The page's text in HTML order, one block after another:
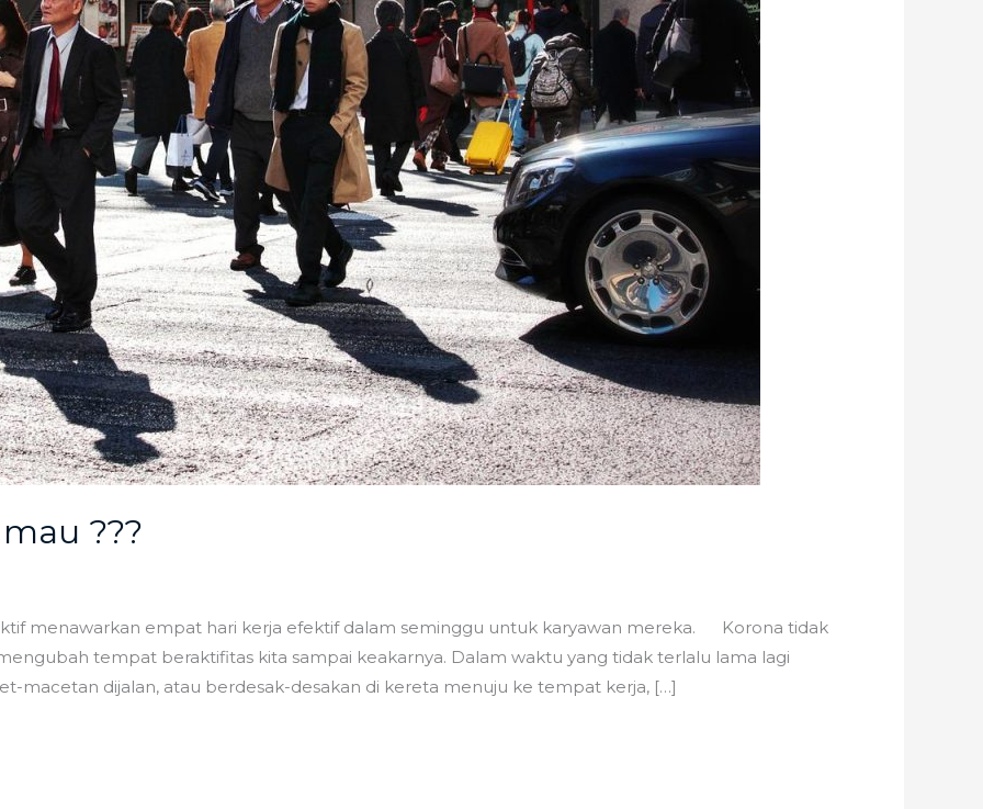
???
menawarkan empat hari kerja efektif dalam seminggu untuk karyawan mereka. Korona tidak
tempat beraktifitas kita sampai keakarnya. Dalam waktu yang tidak terlalu lama lagi
macetan dijalan, atau berdesak-desakan di kereta menuju ke tempat kerja, […]